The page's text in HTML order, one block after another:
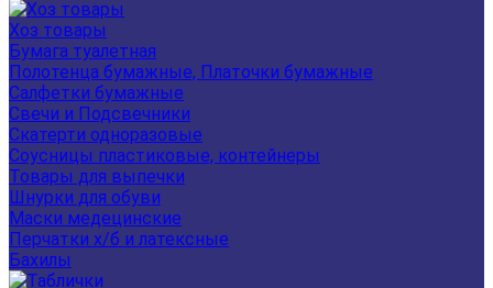
Хоз товары
Бумага туалетная
Полотенца бумажные, Платочки бумажные
Салфетки бумажные
Свечи и Подсвечники
Скатерти одноразовые
Соусницы пластиковые, контейнеры
Товары для выпечки
Шнурки для обуви
Маски медецинские
Перчатки х/б и латексные
Бахилы